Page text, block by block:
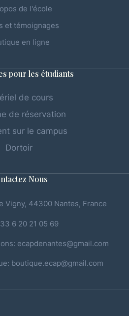
de l'école
et témoignages
en ligne
pour les étudiants
de cours
de réservation
sur le campus
Dortoir
Nous
Vigny, 44300 Nantes, France
6 20 21 05 69
ecapdenantes@gmail.com
boutique.ecap@gmail.com